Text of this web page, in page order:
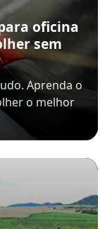
oficina
sem
Aprenda o
o melhor